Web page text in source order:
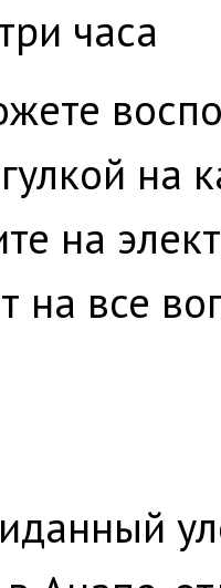
часа
на
на
на все